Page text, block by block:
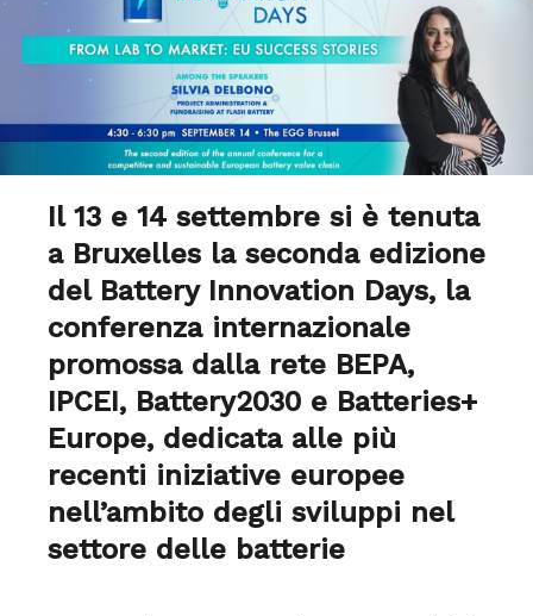
Il 13 e 14 settembre si è tenuta
a Bruxelles la seconda edizione
del Battery Innovation Days, la
conferenza internazionale
promossa dalla rete BEPA,
IPCEI, Battery2030 e Batteries+
Europe, dedicata alle più
recenti iniziative europee
nell’ambito degli sviluppi nel
settore delle batterie